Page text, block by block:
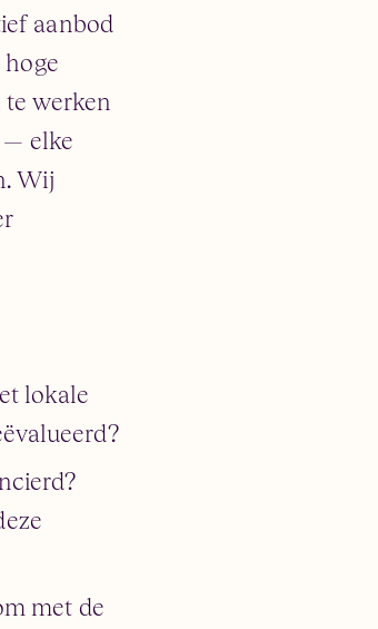
aanbod
werken
— elke
Wij
lokale
met de